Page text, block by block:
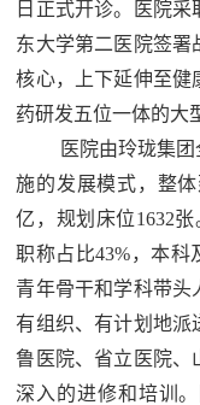
日正式开诊。 医院采
东大学第二医院签署
核心，上下延伸至健
药研发五位一体的大
医院由玲珑集
施的发展模式，整
亿，规划床位1632
职称占比43%，本科
青年骨干和学科带头
有组织、有计划地派
鲁医院、省立医院、
深入的进修和培训